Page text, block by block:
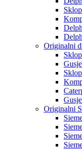
Originalni
Originalni